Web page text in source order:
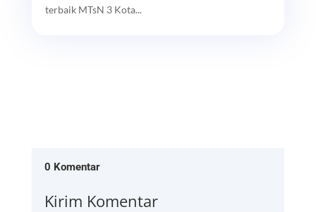
terbaik MTsN 3 Kota...
0 Komentar
Kirim Komentar